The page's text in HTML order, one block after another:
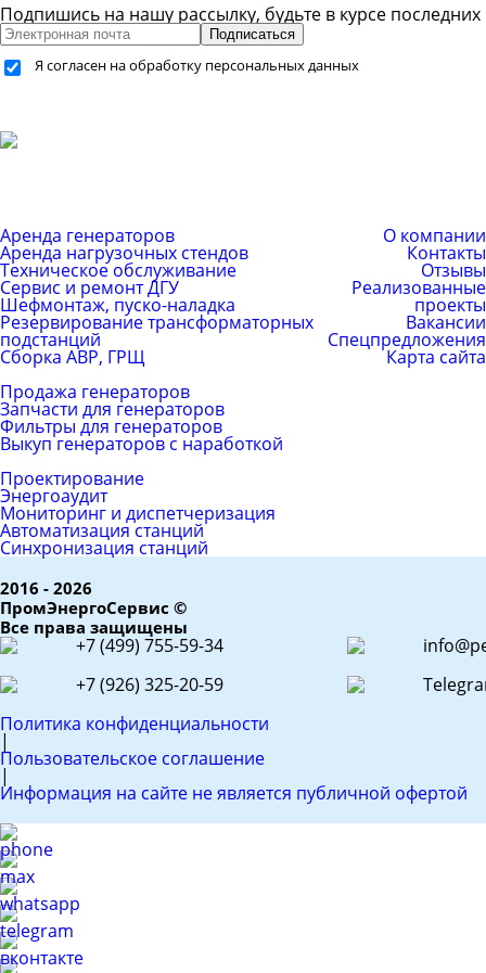
Подпишись на нашу рассылку, будьте в курсе
Подписаться
Я согласен на обработку персональных данных
Аренда генераторов
Аренда нагрузочных стендов
Техническое обслуживание
Сервис и ремонт ДГУ
Шефмонтаж, пуско-наладка
Резервирование трансформаторных
подстанций
Сборка АВР, ГРЩ
О компании
Контакты
Отзывы
Реализованные
проекты
Вакансии
Спецпредложения
Карта сайта
Каталог товаров
Продажа генераторов
Запчасти для генераторов
Фильтры для генераторов
Выкуп генераторов с наработкой
ЕРС (контракт)
Проектирование
Энергоаудит
Мониторинг и диспетчеризация
Автоматизация станций
Синхронизация станций
2016 - 2026
ПромЭнергоСервис ©
Все права защищены
+7 (499) 755-59-34
+7 (926) 325-20-59
Политика конфиденциальности
|
Пользовательское соглашение
|
Информация на сайте не является публичной офертой